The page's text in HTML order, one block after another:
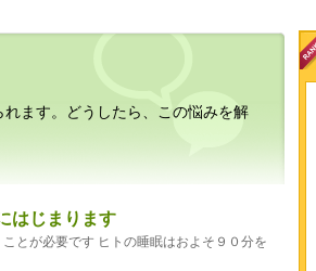
ます。どうしたら、この悩みを解
はじまります
とが必要です ヒトの睡眠はおよそ９０分を